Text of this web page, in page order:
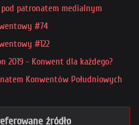
patronatem medialnym
#74
#122
2019 - Konwent dla każdego?
Konwentów Południowych
źródło